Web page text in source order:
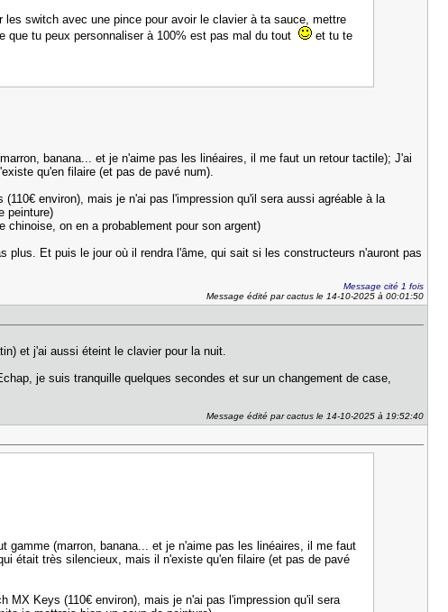
switch avec une pince pour avoir le clavier à ta sauce, mettre
que tu peux personnaliser à 100% est pas mal du tout
et tu te
banana... et je n'aime pas les linéaires, il me faut un retour tactile); J'ai
qu'en filaire (et pas de pavé num).
environ), mais je n'ai pas l'impression qu'il sera aussi agréable à la
peinture)
on en a probablement pour son argent)
Et puis le jour où il rendra l'âme, qui sait si les constructeurs n'auront pas
Message cité 1 fois
Message édité par cactus le 14-10-2025 à 00:01:50
et j'ai aussi éteint le clavier pour la nuit.
je suis tranquille quelques secondes et sur un changement de case,
Message édité par cactus le 14-10-2025 à 19:52:40
(marron, banana... et je n'aime pas les linéaires, il me faut
était très silencieux, mais il n'existe qu'en filaire (et pas de pavé
MX Keys (110€ environ), mais je n'ai pas l'impression qu'il sera